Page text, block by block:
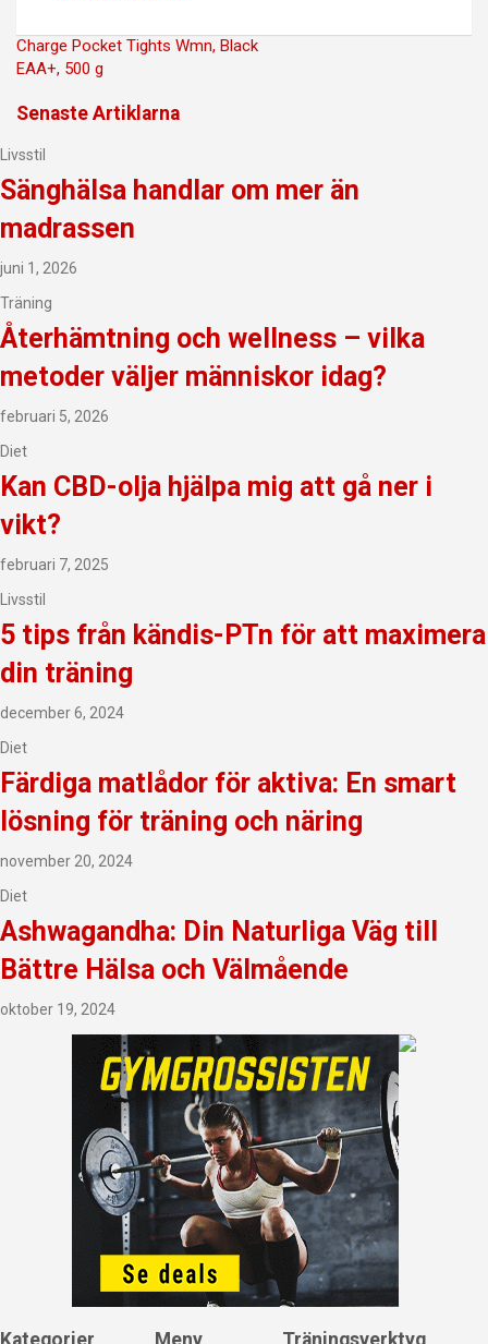
Inläggsnavigering
Charge Pocket Tights Wmn, Black
EAA+, 500 g
Senaste Artiklarna
Livsstil
Sänghälsa handlar om mer än
madrassen
juni 1, 2026
Träning
Återhämtning och wellness – vilka
metoder väljer människor idag?
februari 5, 2026
Diet
Kan CBD-olja hjälpa mig att gå ner i
vikt?
februari 7, 2025
Livsstil
5 tips från kändis-PTn för att maximera
din träning
december 6, 2024
Diet
Färdiga matlådor för aktiva: En smart
lösning för träning och näring
november 20, 2024
Diet
Ashwagandha: Din Naturliga Väg till
Bättre Hälsa och Välmående
oktober 19, 2024
Kategorier Meny Träningsverktyg